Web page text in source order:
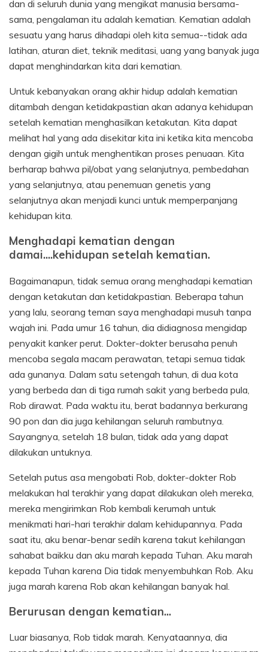
dan di seluruh dunia yang mengikat manusia bersama-
sama, pengalaman itu adalah kematian. Kematian adalah
sesuatu yang harus dihadapi oleh kita semua--tidak ada
latihan, aturan diet, teknik meditasi, uang yang banyak juga
dapat menghindarkan kita dari kematian.
Untuk kebanyakan orang akhir hidup adalah kematian
ditambah dengan ketidakpastian akan adanya kehidupan
setelah kematian menghasilkan ketakutan. Kita dapat
melihat hal yang ada disekitar kita ini ketika kita mencoba
dengan gigih untuk menghentikan proses penuaan. Kita
berharap bahwa pil/obat yang selanjutnya, pembedahan
yang selanjutnya, atau penemuan genetis yang
selanjutnya akan menjadi kunci untuk memperpanjang
kehidupan kita.
Menghadapi kematian dengan
damai....kehidupan setelah kematian.
Bagaimanapun, tidak semua orang menghadapi kematian
dengan ketakutan dan ketidakpastian. Beberapa tahun
yang lalu, seorang teman saya menghadapi musuh tanpa
wajah ini. Pada umur 16 tahun, dia didiagnosa mengidap
penyakit kanker perut. Dokter-dokter berusaha penuh
mencoba segala macam perawatan, tetapi semua tidak
ada gunanya. Dalam satu setengah tahun, di dua kota
yang berbeda dan di tiga rumah sakit yang berbeda pula,
Rob dirawat. Pada waktu itu, berat badannya berkurang
90 pon dan dia juga kehilangan seluruh rambutnya.
Sayangnya, setelah 18 bulan, tidak ada yang dapat
dilakukan untuknya.
Setelah putus asa mengobati Rob, dokter-dokter Rob
melakukan hal terakhir yang dapat dilakukan oleh mereka,
mereka mengirimkan Rob kembali kerumah untuk
menikmati hari-hari terakhir dalam kehidupannya. Pada
saat itu, aku benar-benar sedih karena takut kehilangan
sahabat baikku dan aku marah kepada Tuhan. Aku marah
kepada Tuhan karena Dia tidak menyembuhkan Rob. Aku
juga marah karena Rob akan kehilangan banyak hal.
Berurusan dengan kematian...
Luar biasanya, Rob tidak marah. Kenyataannya, dia